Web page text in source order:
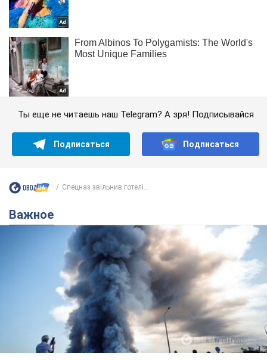
Ты еще не читаешь наш Telegram? А зря! Подписывайся
Подписаться Подписаться
Спецназ звільнив готелі...
Важное